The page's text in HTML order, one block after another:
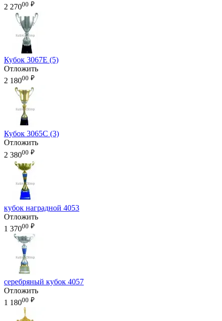
2 27000 ₽
Кубок 3067E (5)
Отложить
2 18000 ₽
Кубок 3065C (3)
Отложить
2 38000 ₽
кубок наградной 4053
Отложить
1 37000 ₽
серебряный кубок 4057
Отложить
1 18000 ₽